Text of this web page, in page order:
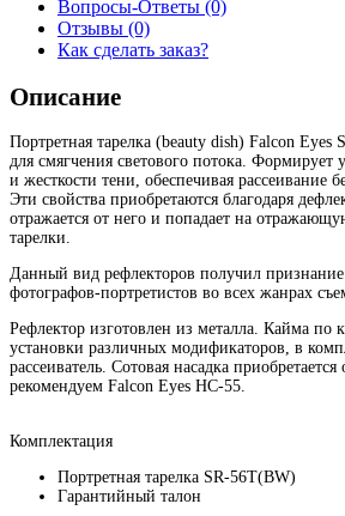
Вопросы-Ответы (0)
Отзывы (0)
Как сделать заказ?
Описание
Портретная тарелка (beauty dish) Falcon Eyes
для смягчения светового потока. Формирует
и жесткости тени, обеспечивая рассеивание
Эти свойства приобретаются благодаря
отражается от него и попадает на
тарелки.
Данный вид рефлекторов получил признание
фотографов-портретистов во всех жанрах
Рефлектор изготовлен из металла. Кайма по
установки различных модификаторов, в
рассеиватель. Сотовая насадка
рекомендуем Falcon Eyes HC-55.
Комплектация
Портретная тарелка SR-56T(BW)
Гарантийный талон